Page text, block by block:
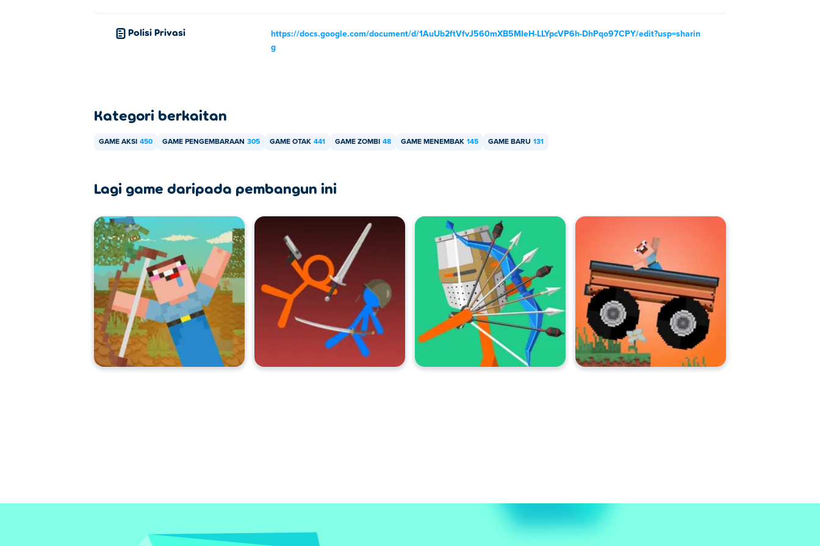
Polisi Privasi
https://docs.google.com/document/d/1AuUb2ftVfvJ560mXB5MIeH-LLYpcVP6h-DhPqo97CPY/edit?usp=sharin
g
Kategori berkaitan
GAME AKSI 450 GAME PENGEMBARAAN 305 GAME OTAK 441 GAME ZOMBI 48 GAME MENEMBAK 145 GAME BARU 131
Lagi game daripada pembangun ini